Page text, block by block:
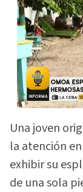
Una joven
la atención
exhibir su
de una sola